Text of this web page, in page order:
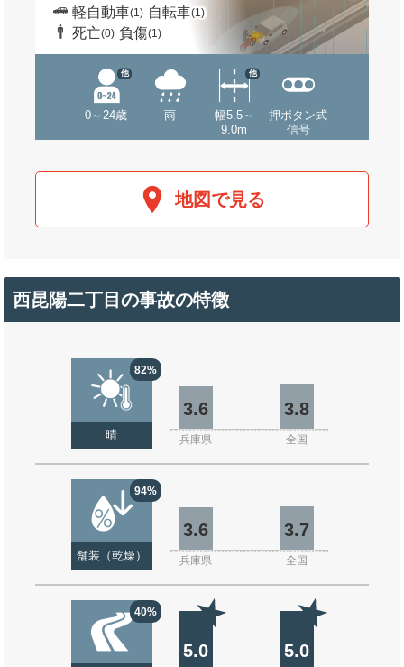
軽自動車(1) 自転車(1)
死亡(0) 負傷(1)
0～24歳
他
雨
幅5.5～
9.0m
他
押ボタン式
信号
地図で見る
西昆陽二丁目の事故の特徴
82%
晴
3.6 3.8
兵庫県 全国
94%
舗装（乾燥）
3.6 3.7
兵庫県 全国
40%
5.0 5.0